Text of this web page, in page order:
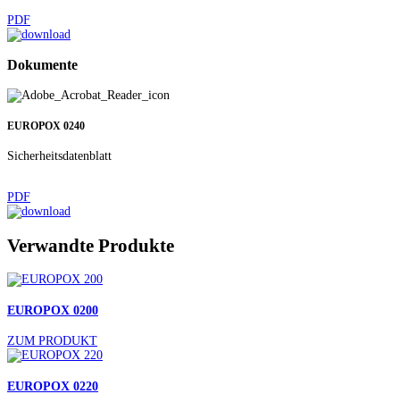
PDF
Dokumente
EUROPOX 0240
Sicherheitsdatenblatt
PDF
Verwandte Produkte
EUROPOX 0200
ZUM PRODUKT
EUROPOX 0220